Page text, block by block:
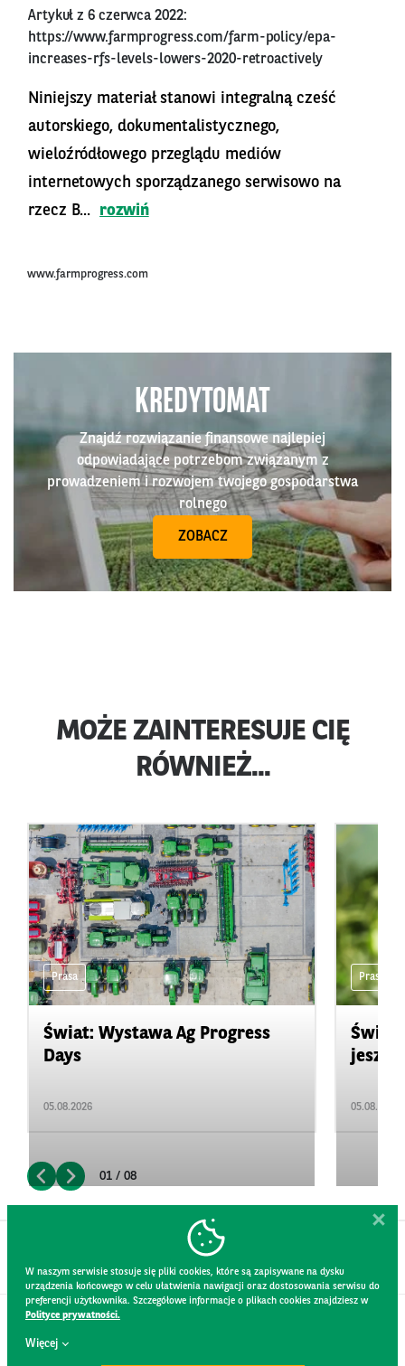
Artykuł z 6 czerwca 2022:
https://www.farmprogress.com/farm-policy/epa-
increases-rfs-levels-lowers-2020-retroactively
Niniejszy materiał stanowi integralną cześć
autorskiego, dokumentalistycznego,
wieloźródłowego przeglądu mediów
internetowych sporządzanego serwisowo na
rzecz B...
rozwiń
www.farmprogress.com
KREDYTOMAT
Znajdź rozwiązanie finansowe najlepiej
odpowiadające potrzebom związanym z
prowadzeniem i rozwojem twojego gospodarstwa
rolnego
ZOBACZ
MOŻE ZAINTERESUJE CIĘ
RÓWNIEŻ...
Prasa
Świat: Wystawa Ag Progress
Days
05.08.2026
Prasa
Świat:
05.08.2026
01 / 08
W naszym serwisie stosuje się pliki cookies, które są zapisywane na dysku
urządzenia końcowego w celu ułatwienia nawigacji oraz dostosowania serwisu do
preferencji użytkownika. Szczegółowe informacje o plikach cookies znajdziesz w
Polityce prywatności.
Więcej
KONTAKT
REGULAMIN STRONY